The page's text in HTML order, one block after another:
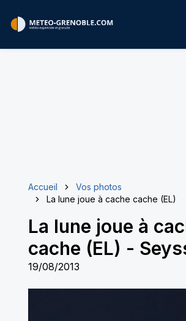
Accueil
Vos photos
La lune joue à cache cache (EL)
La lune joue à
cache (EL) -
19/08/2013